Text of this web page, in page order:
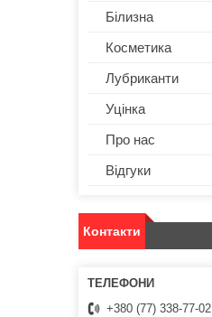
Білизна
Косметика
Лубриканти
Уцінка
Про нас
Відгуки
Контакти
+380 (77) 338-77-02